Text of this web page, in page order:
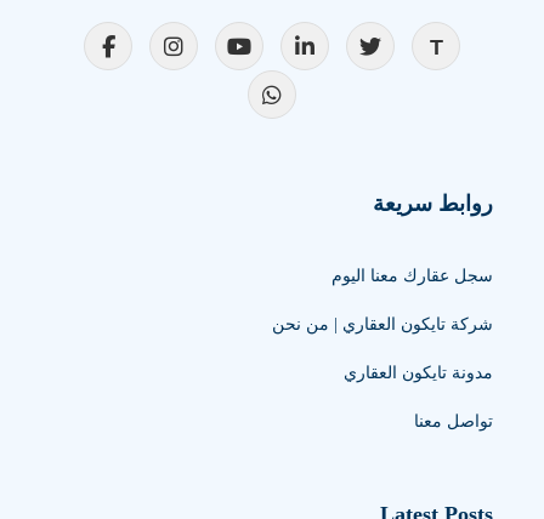
روابط سريعة
سجل عقارك معنا اليوم
شركة تايكون العقاري | من نحن
مدونة تايكون العقاري
تواصل معنا
Latest Posts